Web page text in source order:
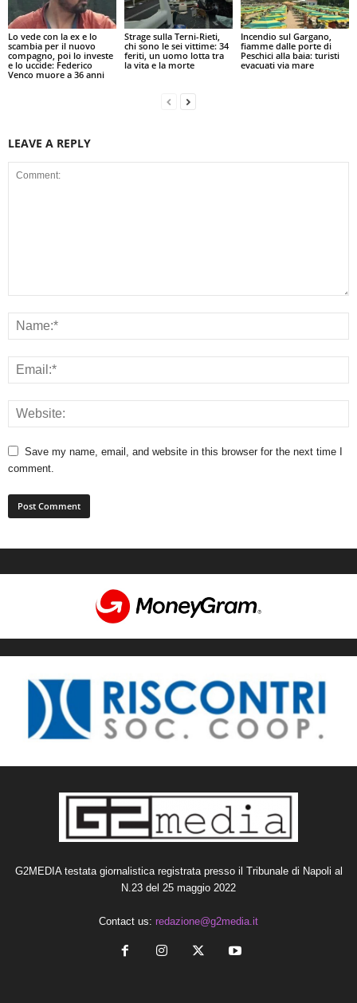
Lo vede con la ex e lo
scambia per il nuovo
compagno, poi lo investe
e lo uccide: Federico
Venco muore a 36 anni
Strage sulla Terni-Rieti,
chi sono le sei vittime: 34
feriti, un uomo lotta tra
la vita e la morte
Incendio sul Gargano,
fiamme dalle porte di
Peschici alla baia: turisti
evacuati via mare
LEAVE A REPLY
Save my name, email, and website in this browser for the next time I
comment.
G2MEDIA testata giornalistica registrata presso il Tribunale di Napoli al
N.23 del 25 maggio 2022
Contact us: redazione@g2media.it